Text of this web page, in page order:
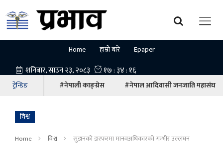
Home हाम्रो बारे Epaper
ट्रेन्डिङ #नेपाली काङ्ग्रेस #नेपाल आदिवासी जनजाति महासंघ
विश्व
Home विश्व सुडानको डारफरमा मानवअधिकारको गम्भीर उल्लंघन